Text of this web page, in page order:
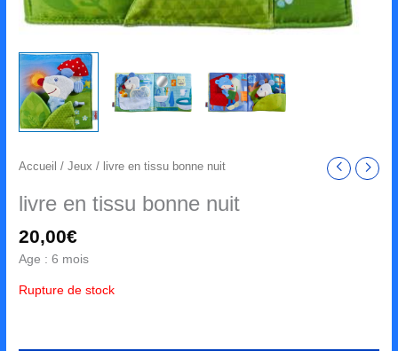
Accueil /Jeux / livre en tissu bonne nuit
livre en tissu bonne nuit
20,00€
Age : 6 mois
Rupture de stock